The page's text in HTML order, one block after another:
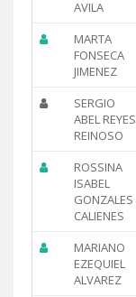
AVILA
MARTA
FONSECA
JIMENEZ
SERGIO
ABEL REYES
REINOSO
ROSSINA
ISABEL
GONZALES
CALIENES
MARIANO
EZEQUIEL
ALVAREZ